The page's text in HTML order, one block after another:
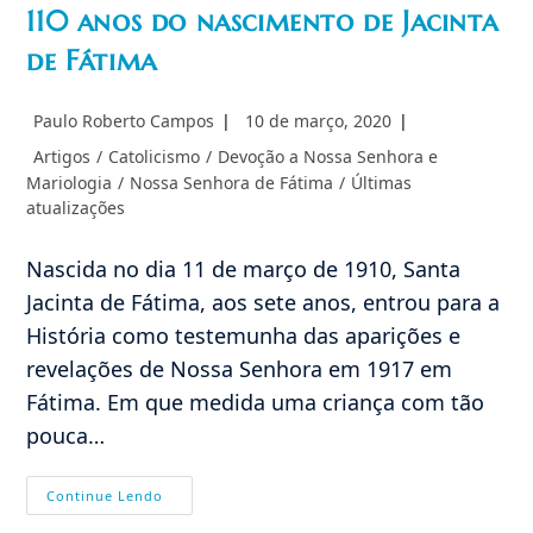
110 anos do nascimento de Jacinta
de Fátima
Autor
post:
Paulo Roberto Campos
Post
10 de março, 2020
Categoria
do
post:
Artigos / Catolicismo / Devoção a Nossa Senhora e
Mariologia / Nossa Senhora de Fátima / Últimas
atualizações
Nascida no dia 11 de março de 1910, Santa
Jacinta de Fátima, aos sete anos, entrou para a
História como testemunha das aparições e
revelações de Nossa Senhora em 1917 em
Fátima. Em que medida uma criança com tão
pouca…
Continue Lendo
Anos